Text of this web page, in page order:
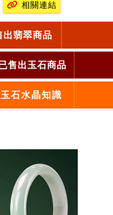
相關連結
出翡翠商品
售出玉石商品
石水晶知識